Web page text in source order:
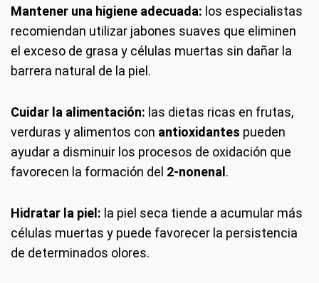
Mantener una higiene adecuada: los especialistas
recomiendan utilizar jabones suaves que eliminen
el exceso de grasa y células muertas sin dañar la
barrera natural de la piel.
Cuidar la alimentación: las dietas ricas en frutas,
verduras y alimentos con antioxidantes pueden
ayudar a disminuir los procesos de oxidación que
favorecen la formación del 2-nonenal .
Hidratar la piel: la piel seca tiende a acumular más
células muertas y puede favorecer la persistencia
de determinados olores.